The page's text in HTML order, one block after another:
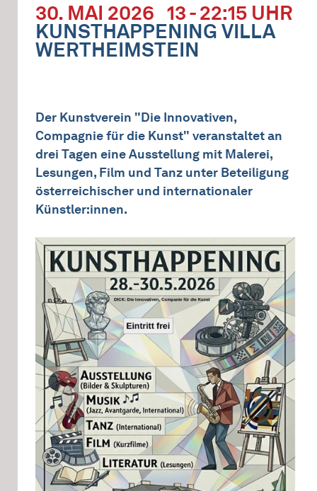
30. MAI 2026 13 - 22:15 UHR
KUNSTHAPPENING VILLA
WERTHEIMSTEIN
Der Kunstverein "Die Innovativen,
Compagnie für die Kunst" veranstaltet an
drei Tagen eine Ausstellung mit Malerei,
Lesungen, Film und Tanz unter Beteiligung
österreichischer und internationaler
Künstler:innen.